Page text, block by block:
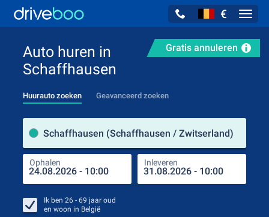
€
Gratis annuleren
Auto huren in
Schaffhausen
Huurauto zoeken Geavanceerd zoeken
Schaffhausen (Schaffhausen / Zwitserland)
Ophalen Inleveren
Ik ben 26 - 69 jaar oud
en woon in België